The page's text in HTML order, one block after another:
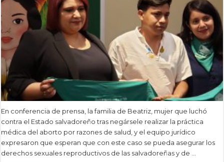
En conferencia de prensa, la familia de Beatriz, mujer que luchó
contra el Estado salvadoreño tras negársele realizar la práctica
médica del aborto por razones de salud, y el equipo jurídico
expresaron que esperan que con este caso se pueda asegurar los
derechos sexuales reproductivos de las salvadoreñas y de …